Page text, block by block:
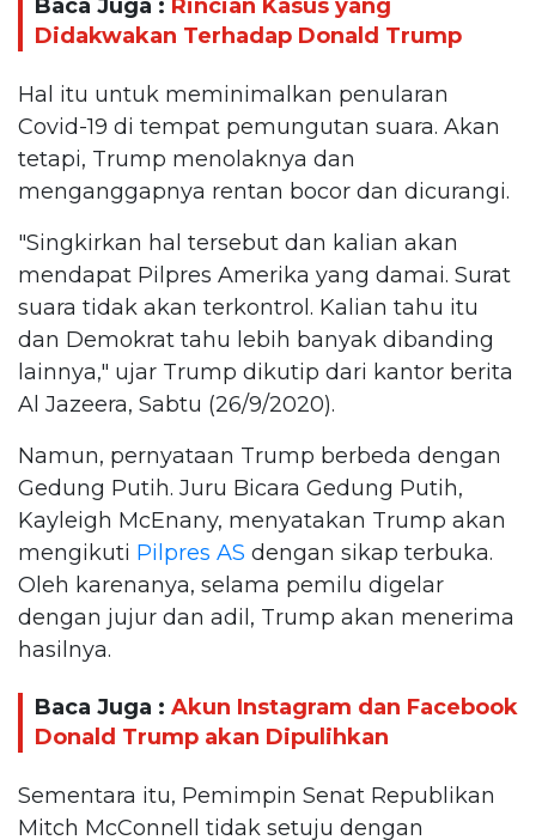
Baca Juga : Rincian Kasus yang
Didakwakan Terhadap Donald Trump
Hal itu untuk meminimalkan penularan
Covid-19 di tempat pemungutan suara. Akan
tetapi, Trump menolaknya dan
menganggapnya rentan bocor dan dicurangi.
"Singkirkan hal tersebut dan kalian akan
mendapat Pilpres Amerika yang damai. Surat
suara tidak akan terkontrol. Kalian tahu itu
dan Demokrat tahu lebih banyak dibanding
lainnya," ujar Trump dikutip dari kantor berita
Al Jazeera, Sabtu (26/9/2020).
Namun, pernyataan Trump berbeda dengan
Gedung Putih. Juru Bicara Gedung Putih,
Kayleigh McEnany, menyatakan Trump akan
mengikuti Pilpres AS dengan sikap terbuka.
Oleh karenanya, selama pemilu digelar
dengan jujur dan adil, Trump akan menerima
hasilnya.
Baca Juga : Akun Instagram dan Facebook
Donald Trump akan Dipulihkan
Sementara itu, Pemimpin Senat Republikan
Mitch McConnell tidak setuju dengan